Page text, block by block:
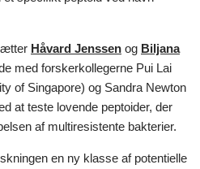
Håvard Jenssen og Biljana
med forskerkollegerne Pui Lai
of Singapore) og Sandra Newton
at teste lovende peptoider, der
af multiresistente bakterier.
en ny klasse af potentielle